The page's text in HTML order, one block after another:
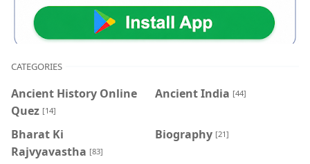
CATEGORIES
Ancient History Online
Quez [14]
Ancient India [44]
Bharat Ki
Rajvyavastha [83]
Biography [21]